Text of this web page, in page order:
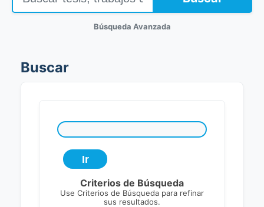
Búsqueda Avanzada
Buscar
Criterios de Búsqueda
Use Criterios de Búsqueda para refinar
sus resultados.